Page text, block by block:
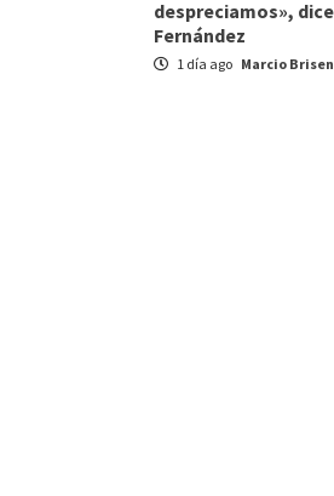
despreciamos»,
Fernández
1 día ago Marcio